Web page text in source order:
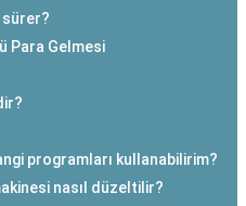
sürer?
Para Gelmesi
programları kullanabilirim?
nasıl düzeltilir?